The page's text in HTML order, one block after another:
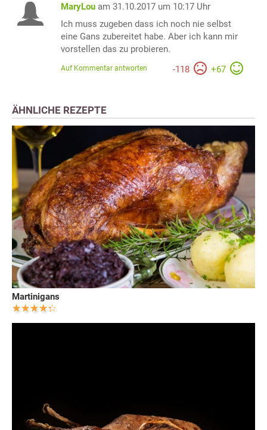
MaryLou am 31.10.2017 um 10:17 Uhr
Ich muss zugeben dass ich noch nie selbst
eine Gans zubereitet habe. Aber ich kann mir
vorstellen das zu probieren.
-118 +67
Auf Kommentar antworten
ÄHNLICHE REZEPTE
Martinigans